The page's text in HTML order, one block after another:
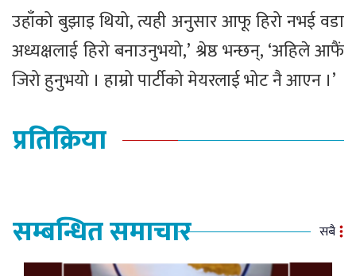
उहाँको बुझाइ थियो, त्यही अनुसार आफू हिरो नभई वडा
अध्यक्षलाई हिरो बनाउनुभयो,’ श्रेष्ठ भन्छन्, ‘अहिले आफैं
जिरो हुनुभयो । हाम्रो पार्टीको मेयरलाई भोट नै आएन ।’
प्रतिक्रिया
सम्बन्धित समाचार सबै